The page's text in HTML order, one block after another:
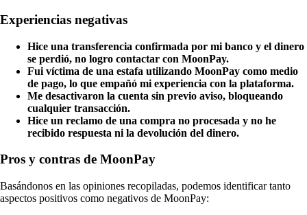
Experiencias negativas
Hice una transferencia confirmada por mi banco y el dinero
se perdió, no logro contactar con MoonPay.
Fui víctima de una estafa utilizando MoonPay como medio
de pago, lo que empañó mi experiencia con la plataforma.
Me desactivaron la cuenta sin previo aviso, bloqueando
cualquier transacción.
Hice un reclamo de una compra no procesada y no he
recibido respuesta ni la devolución del dinero.
Pros y contras de MoonPay
Basándonos en las opiniones recopiladas, podemos identificar tanto
aspectos positivos como negativos de MoonPay: